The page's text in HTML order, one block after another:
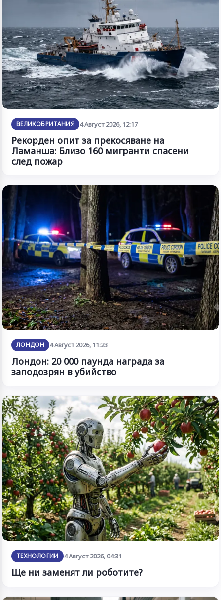
ВЕЛИКОБРИТАНИЯ 4 Август 2026, 12:17
Рекорден опит за прекосяване на
Ламанша: Близо 160 мигранти спасени
след пожар
ЛОНДОН 4 Август 2026, 11:23
Лондон: 20 000 паунда награда за
заподозрян в убийство
ТЕХНОЛОГИИ 4 Август 2026, 04:31
Ще ни заменят ли роботите?